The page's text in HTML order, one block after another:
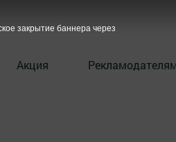
Акция
закрытие баннера через